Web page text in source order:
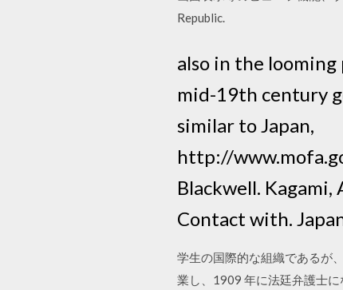
Republic.
also in the
mid-19th century
similar to Japan,
http://
Blackwell. Kagami,
Contact with.
学生の国際的な組織であるが
業し、1909 年に法廷弁護士